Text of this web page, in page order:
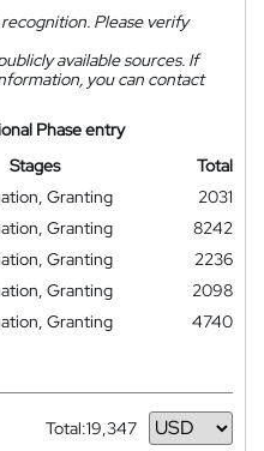
Please verify
available sources. If
you can contact
Phase entry
Stages
Total
Granting
2031
Granting
8242
Granting
2236
Granting
2098
Granting
4740
Total:19,347
Currency